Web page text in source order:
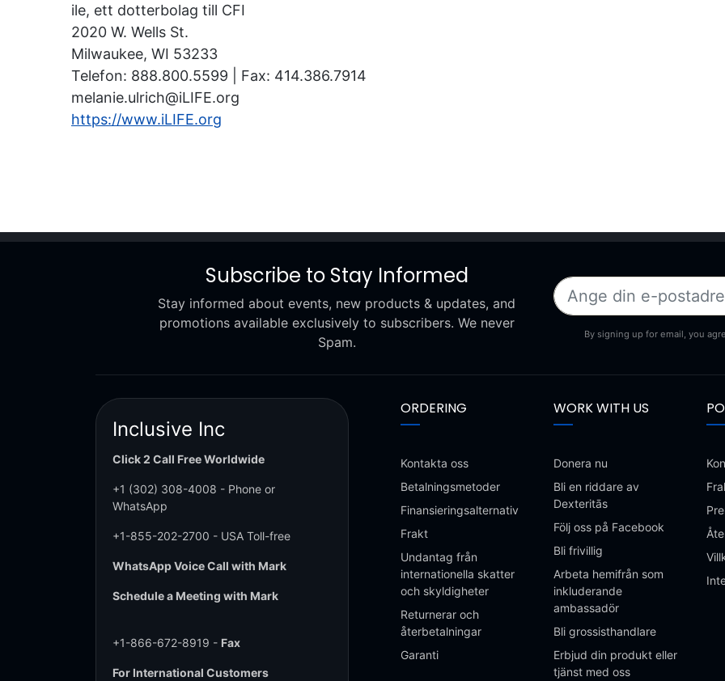
ile, ett dotterbolag till CFI
2020 W. Wells St.
Milwaukee, WI 53233
Telefon: 888.800.5599 | Fax: 414.386.7914
melanie.ulrich@iLIFE.org
https://www.iLIFE.org
Subscribe to Stay Informed
Stay informed about events, new products & updates, and
promotions available exclusively to subscribers. We never
Spam.
By signing up for email, you
Inclusive Inc
Click 2 Call Free Worldwide
+1 (302) 308-4008 - Phone or
WhatsApp
+1-855-202-2700 - USA Toll-free
WhatsApp Voice Call with Mark
Schedule a Meeting with Mark
+1-866-672-8919 - Fax
For International Customers
ORDERING
Kontakta oss
Betalningsmetoder
Finansieringsalternativ
Frakt
Undantag från
internationella skatter
och skyldigheter
Returnerar och
återbetalningar
Garanti
WORK WITH US
Donera nu
Bli en riddare av
Dexteritās
Följ oss på Facebook
Bli frivillig
Arbeta hemifrån som
inkluderande
ambassadör
Bli grossisthandlare
Erbjud din produkt eller
tjänst med oss